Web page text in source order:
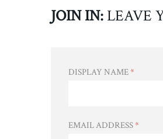
JOIN IN: LEAVE
DISPLAY NAME*
EMAIL ADDRESS*